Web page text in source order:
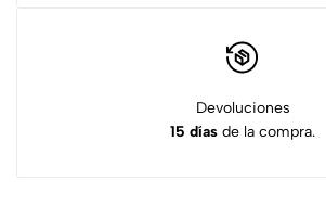
Devoluciones
15 días de la compra.